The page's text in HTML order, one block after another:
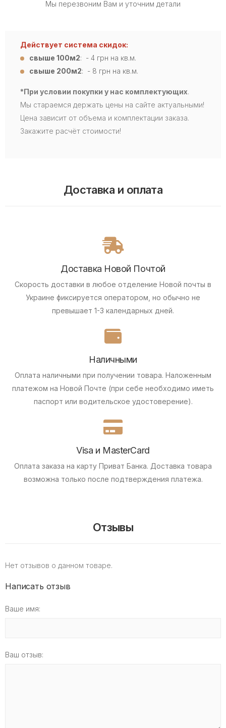
Мы перезвоним Вам и уточним детали
Действует система скидок:
свыше 100м2: - 4 грн на кв.м.
свыше 200м2: - 8 грн на кв.м.
*При условии покупки у нас комплектующих.
Мы стараемся держать цены на сайте актуальными!
Цена зависит от объема и комплектации заказа.
Закажите расчёт стоимости!
Доставка и оплата
Доставка Новой Почтой
Скорость доставки в любое отделение Новой почты в
Украине фиксируется оператором, но обычно не
превышает 1-3 календарных дней.
Наличными
Оплата наличными при получении товара. Наложенным
платежом на Новой Почте (при себе необходимо иметь
паспорт или водительское удостоверение).
Visa и MasterCard
Оплата заказа на карту Приват Банка. Доставка товара
возможна только после подтверждения платежа.
Отзывы
Нет отзывов о данном товаре.
Написать отзыв
Ваше имя:
Ваш отзыв: